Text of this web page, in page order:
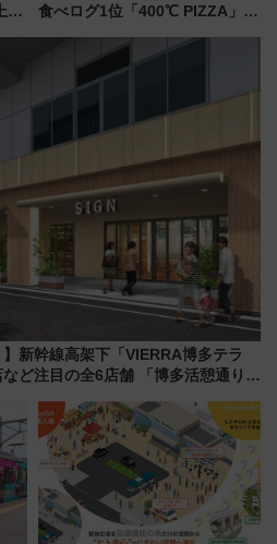
の
食べログ1位「400℃ PIZZA」が
プン。もつ鍋風など限定メニュ
新幹線高架下「VIERRA博多テラ
ど注目の全6店舗 「博多活憩通り」